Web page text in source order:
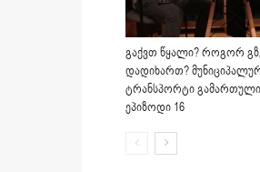
გაქვთ წყალი? როგორ
დადიხართ?
ტრანსპორტი
ეპიზოდი 16